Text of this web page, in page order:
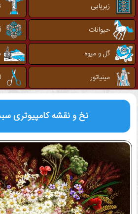
زیرپایی
حیوانات
گل و میوه
مینیاتور
نخ و نقشه کامپیوتری